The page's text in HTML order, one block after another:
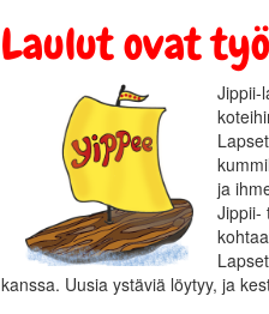
Laulut ovat
Jippii-
ja
Jippii-
kanssa. Uusia ystäviä löytyy, ja